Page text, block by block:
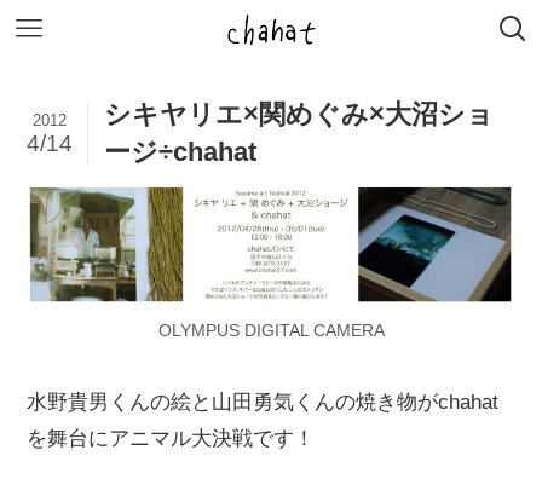
シキヤリエ×関めぐみ×大沼ショ
ージ÷chahat
2012
4/14
OLYMPUS DIGITAL CAMERA
水野貴男くんの絵と山田勇気くんの焼き物がchahat
を舞台にアニマル大決戦です！